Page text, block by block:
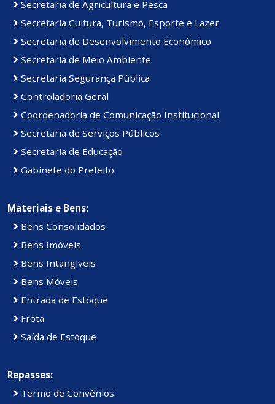
Secretaria de Agricultura e Pesca
Secretaria Cultura, Turismo, Esporte e Lazer
Secretaria de Desenvolvimento Econômico
Secretaria de Meio Ambiente
Secretaria Segurança Pública
Controladoria Geral
Coordenadoria de Comunicação Institucional
Secretaria de Serviços Públicos
Secretaria de Educação
Gabinete do Prefeito
Materiais e Bens:
Bens Consolidados
Bens Imóveis
Bens Intangiveis
Bens Móveis
Entrada de Estoque
Frota
Saída de Estoque
Repasses:
Termo de Convênios